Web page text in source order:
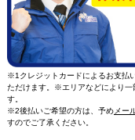
※1クレジットカードによるお支払
ただけます。※エリアなどにより一
す。
※2後払いご希望の方は、予めメー
すのでご了承ください。